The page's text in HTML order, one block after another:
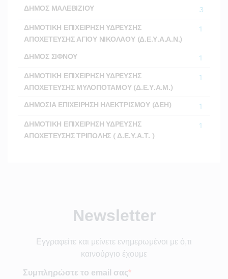
ΔΗΜΟΣ ΜΑΛΕΒΙΖΙΟΥ 3
ΔΗΜΟΤΙΚΗ ΕΠΙΧΕΙΡΗΣΗ ΥΔΡΕΥΣΗΣ
ΑΠΟΧΕΤΕΥΣΗΣ ΑΓΙΟΥ ΝΙΚΟΛΑΟΥ (Δ.Ε.Υ.Α.Α.Ν.)
1
ΔΗΜΟΣ ΣΙΦΝΟΥ 1
ΔΗΜΟΤΙΚΗ ΕΠΙΧΕΙΡΗΣΗ ΥΔΡΕΥΣΗΣ
ΑΠΟΧΕΤΕΥΣΗΣ ΜΥΛΟΠΟΤΑΜΟΥ (Δ.Ε.Υ.Α.Μ.)
1
ΔΗΜΟΣΙΑ ΕΠΙΧΕΙΡΗΣΗ ΗΛΕΚΤΡΙΣΜΟΥ (ΔΕΗ) 1
ΔΗΜΟΤΙΚΗ ΕΠΙΧΕΙΡΗΣΗ ΥΔΡΕΥΣΗΣ
ΑΠΟΧΕΤΕΥΣΗΣ ΤΡΙΠΟΛΗΣ ( Δ.Ε.Υ.Α.Τ. )
1